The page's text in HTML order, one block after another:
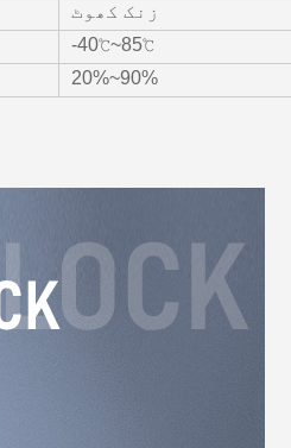
زنک کھوٹ
-40℃~85℃
20%~90%